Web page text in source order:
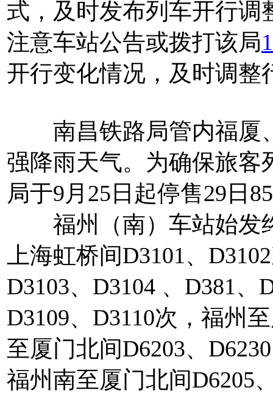
式，及时发布列车开行调
注意车站公告或拨打该局
开行变化情况，及时调整
南昌铁路局管内福厦
强降雨天气。为确保旅客
局于9月25日起停售29日
福州（南）车站始发
上海虹桥间D3101、
D3103、D3104 、D381
D3109、D3110次，福州
至厦门北间D6203、
福州南至厦门北间D6205